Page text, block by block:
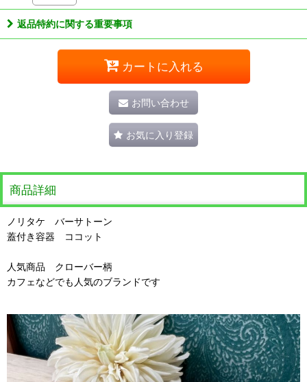
返品特約に関する重要事項
カートに入れる
お問い合わせ
お気に入り登録
商品詳細
ノリタケ バーサトーン
蓋付き容器 ココット
人気商品 クローバー柄
カフェなどでも人気のブランドです